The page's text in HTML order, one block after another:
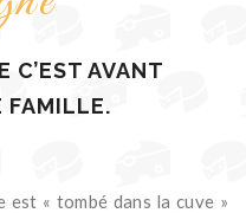
C’EST AVANT
FAMILLE.
« tombé dans la cuve »